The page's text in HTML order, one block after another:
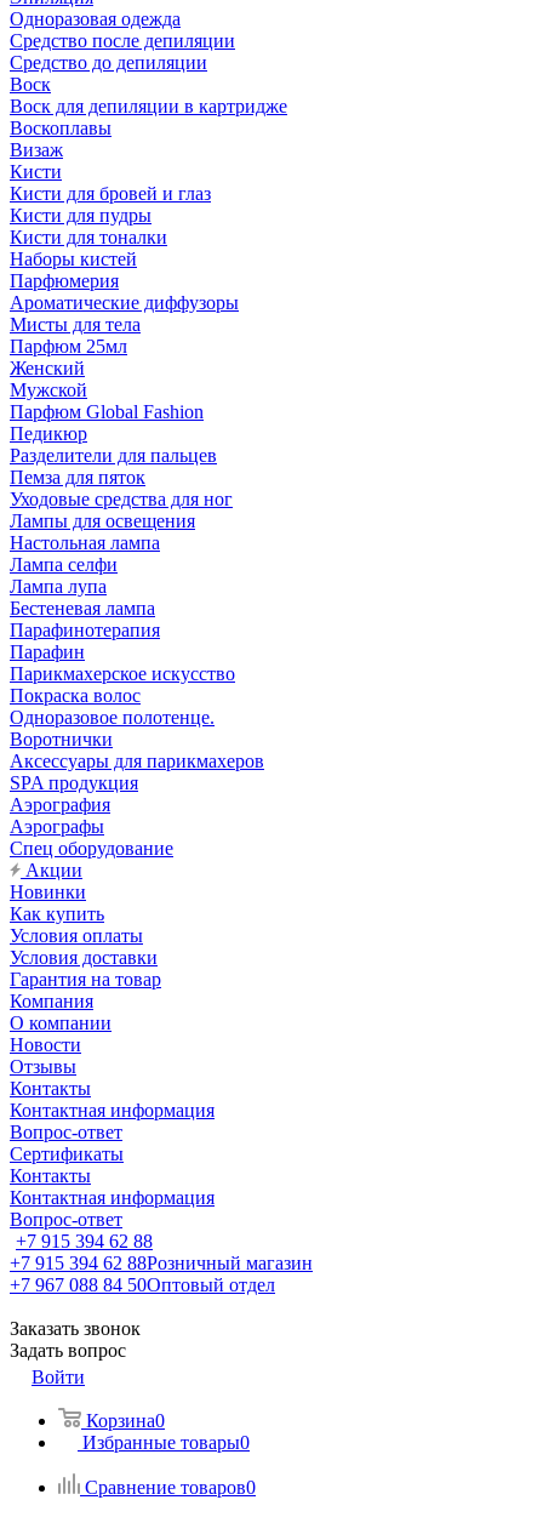
Одноразовая одежда
Средство после депиляции
Средство до депиляции
Воск
Воск для депиляции в картридже
Воскоплавы
Визаж
Кисти
Кисти для бровей и глаз
Кисти для пудры
Кисти для тоналки
Наборы кистей
Парфюмерия
Ароматические диффузоры
Мисты для тела
Парфюм 25мл
Женский
Мужской
Парфюм Global Fashion
Педикюр
Разделители для пальцев
Пемза для пяток
Уходовые средства для ног
Лампы для освещения
Настольная лампа
Лампа селфи
Лампа лупа
Бестеневая лампа
Парафинотерапия
Парафин
Парикмахерское искусство
Покраска волос
Одноразовое полотенце.
Воротнички
Аксессуары для парикмахеров
SPA продукция
Аэрография
Аэрографы
Спец оборудование
Акции
Новинки
Как купить
Условия оплаты
Условия доставки
Гарантия на товар
Компания
О компании
Новости
Отзывы
Контакты
Контактная информация
Вопрос-ответ
Сертификаты
Контакты
Контактная информация
Вопрос-ответ
+7 915 394 62 88
+7 915 394 62 88Розничный магазин
+7 967 088 84 50Оптовый отдел
Заказать звонок
Задать вопрос
Войти
Корзина0
Избранные товары0
Сравнение товаров0